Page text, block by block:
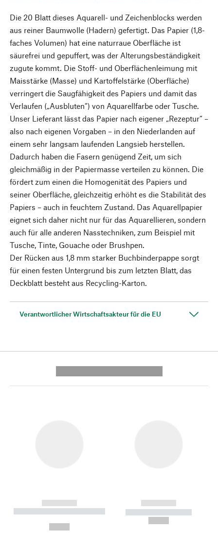
Die 20 Blatt dieses Aquarell- und Zeichenblocks werden
aus reiner Baumwolle (Hadern) gefertigt. Das Papier (1,8-
faches Volumen) hat eine naturraue Oberfläche ist
säurefrei und gepuffert, was der Alterungsbeständigkeit
zugute kommt. Die Stoff- und Oberflächenleimung mit
Maisstärke (Masse) und Kartoffelstärke (Oberfläche)
verringert die Saugfähigkeit des Papiers und damit das
Verlaufen („Ausbluten“) von Aquarellfarbe oder Tusche.
Unser Lieferant lässt das Papier nach eigener „Rezeptur“ –
also nach eigenen Vorgaben – in den Niederlanden auf
einem sehr langsam laufenden Langsieb herstellen.
Dadurch haben die Fasern genügend Zeit, um sich
gleichmäßig in der Papiermasse verteilen zu können. Die
fördert zum einen die Homogenität des Papiers und
seiner Oberfläche, gleichzeitig erhöht es die Stabilität des
Papiers – auch in feuchtem Zustand. Das Aquarellpapier
eignet sich daher nicht nur für das Aquarellieren, sondern
auch für alle anderen Nasstechniken, zum Beispiel mit
Tusche, Tinte, Gouache oder Brushpen.
Der Rücken aus 1,8 mm starker Buchbinderpappe sorgt
für einen festen Untergrund bis zum letzten Blatt, das
Deckblatt besteht aus Recycling-Karton.
Verantwortlicher Wirtschaftsakteur für die EU
------------
----------- ----------- --------
------------
----------- -----------